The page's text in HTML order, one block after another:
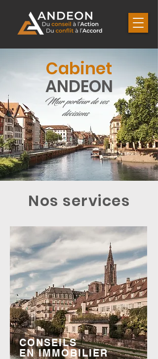
Cabinet
ANDEON
Mur porteur de vos
décisions
Nos services
CONSEILS
EN IMMOBILIER